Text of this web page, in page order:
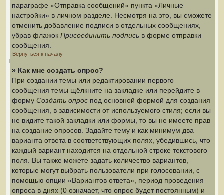
параграфе «Отправка сообщений» пункта «Личные
настройки» в личном разделе. Несмотря на это, вы сможете
отменить добавление подписи в отдельных сообщениях,
убрав флажок Присоединить подпись в форме отправки
сообщения.
Вернуться к началу
» Как мне создать опрос?
При создании темы или редактировании первого
сообщения темы щёлкните на закладке или перейдите в
форму Создать опрос под основной формой для создания
сообщения, в зависимости от используемого стиля; если вы
не видите такой закладки или формы, то вы не имеете прав
на создание опросов. Задайте тему и как минимум два
варианта ответа в соответствующих полях, убедившись, что
каждый вариант находится на отдельной строке текстового
поля. Вы также можете задать количество вариантов,
которые могут выбрать пользователи при голосовании, с
помощью опции «Вариантов ответа», период проведения
опроса в днях (0 означает, что опрос будет постоянным) и